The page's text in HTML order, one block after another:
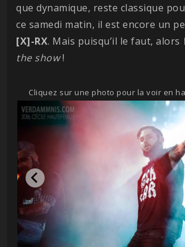
que dynamique, reste classique
ce samedi matin, il est encore un
[X]-RX. Mais puisqu’il le faut, alors
the show!
Cliquez sur une photo pour la voir en